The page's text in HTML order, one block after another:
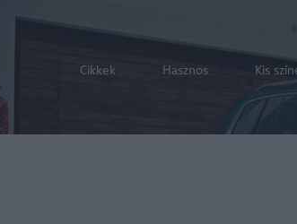
Cikkek Hasznos Kis